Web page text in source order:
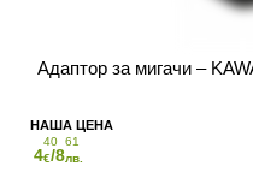
Адаптор за мигачи –
4
40
€/8
61
лв.